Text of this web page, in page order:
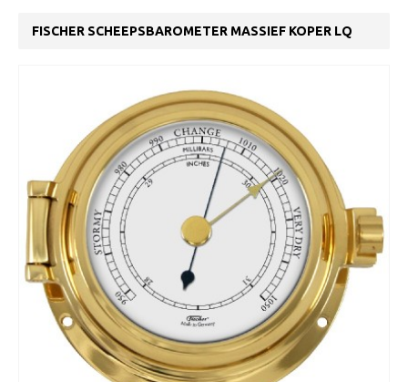
FISCHER SCHEEPSBAROMETER MASSIEF KOPER LQ